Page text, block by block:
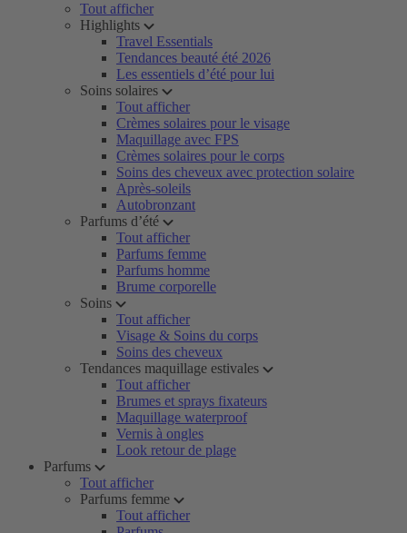
Tout afficher
Highlights
Travel Essentials
Tendances beauté été 2026
Les essentiels d’été pour lui
Soins solaires
Tout afficher
Crèmes solaires pour le visage
Maquillage avec FPS
Crèmes solaires pour le corps
Soins des cheveux avec protection solaire
Après-soleils
Autobronzant
Parfums d’été
Tout afficher
Parfums femme
Parfums homme
Brume corporelle
Soins
Tout afficher
Visage & Soins du corps
Soins des cheveux
Tendances maquillage estivales
Tout afficher
Brumes et sprays fixateurs
Maquillage waterproof
Vernis à ongles
Look retour de plage
Parfums
Tout afficher
Parfums femme
Tout afficher